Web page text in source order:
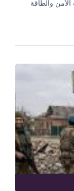
والطاقة